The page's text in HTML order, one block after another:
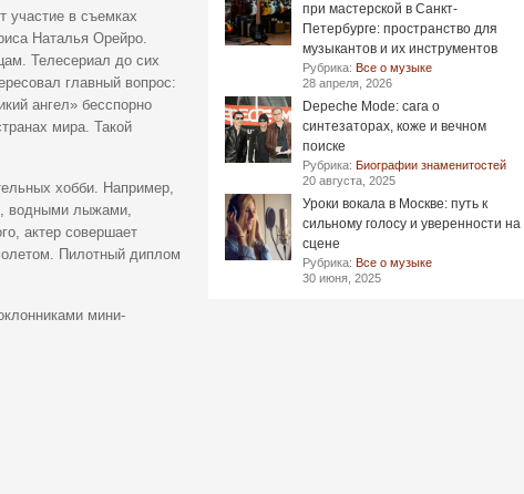
участие в съемках
Наталья Орейро.
Телесериал до сих
главный вопрос:
ангел» бесспорно
мира. Такой
хобби. Например,
водными лыжами,
актер совершает
Пилотный диплом
мини-
при мастерской в Санкт-
Петербурге: пространство для
музыкантов и их инструментов
Рубрика: Все о музыке
28 апреля, 2026
Depeche Mode: сага о
синтезаторах, коже и вечном
поиске
Рубрика: Биографии знаменитостей
20 августа, 2025
Уроки вокала в Москве: путь к
сильному голосу и уверенности на
сцене
Рубрика: Все о музыке
30 июня, 2025